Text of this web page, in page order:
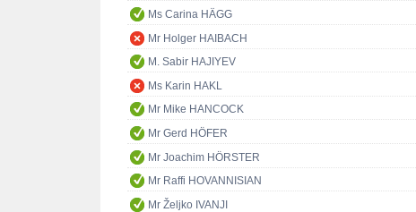
Ms Carina HÄGG
Mr Holger HAIBACH
M. Sabir HAJIYEV
Ms Karin HAKL
Mr Mike HANCOCK
Mr Gerd HÖFER
Mr Joachim HÖRSTER
Mr Raffi HOVANNISIAN
Mr Željko IVANJI